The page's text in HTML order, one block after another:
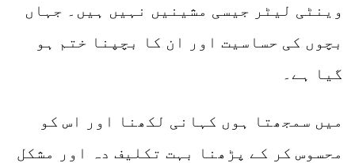
وینٹی لیٹر جیسی مشینیں نہیں ہیں۔ جہاں
بچوں کی حساسیت اور ان کا بچپنا ختم ہو
گیا ہے۔
میں سمجھتا ہوں کہانی لکھنا اور اس کو
محسوس کر کے پڑھنا بہت تکلیف دہ اور مشکل